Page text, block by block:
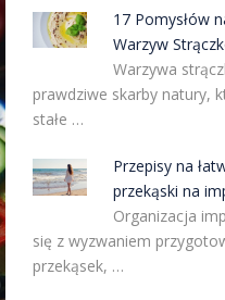
17 Pomysłów
Warzyw
Warzywa
prawdziwe skarby natury,
stałe …
Przepisy na
przekąski na
Organizacja
się z wyzwaniem
przekąsek, …